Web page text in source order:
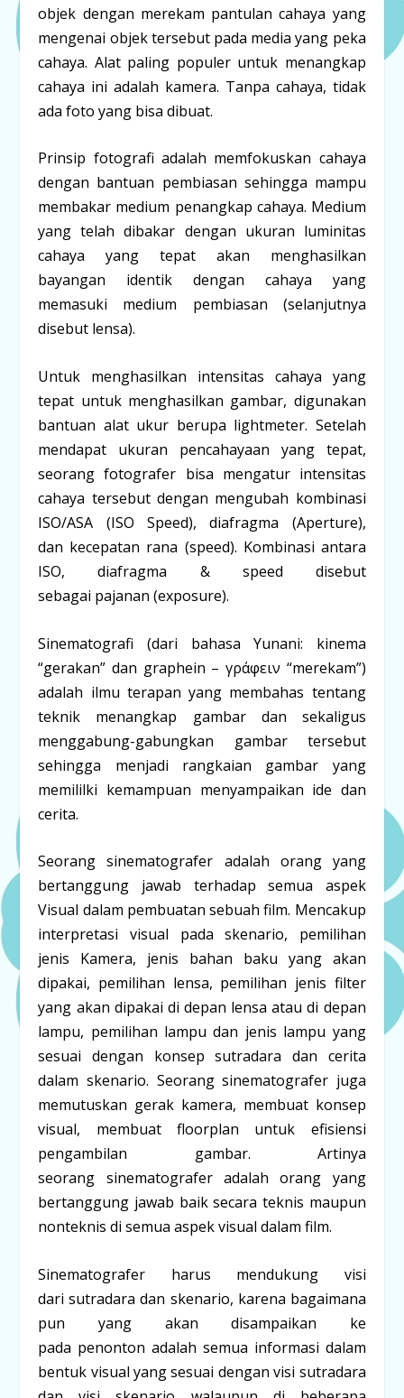
objek dengan merekam pantulan cahaya yang
mengenai objek tersebut pada media yang peka
cahaya. Alat paling populer untuk menangkap
cahaya ini adalah kamera. Tanpa cahaya, tidak
ada foto yang bisa dibuat.
Prinsip fotografi adalah memfokuskan cahaya
dengan bantuan pembiasan sehingga mampu
membakar medium penangkap cahaya. Medium
yang telah dibakar dengan ukuran luminitas
cahaya yang tepat akan menghasilkan
bayangan identik dengan cahaya yang
memasuki medium pembiasan (selanjutnya
disebut lensa).
Untuk menghasilkan intensitas cahaya yang
tepat untuk menghasilkan gambar, digunakan
bantuan alat ukur berupa lightmeter. Setelah
mendapat ukuran pencahayaan yang tepat,
seorang fotografer bisa mengatur intensitas
cahaya tersebut dengan mengubah kombinasi
ISO/ASA (ISO Speed), diafragma (Aperture),
dan kecepatan rana (speed). Kombinasi antara
ISO, diafragma & speed disebut
sebagai pajanan (exposure).
Sinematografi (dari bahasa Yunani: kinema
“gerakan” dan graphein – γράφειν “merekam”)
adalah ilmu terapan yang membahas tentang
teknik menangkap gambar dan sekaligus
menggabung-gabungkan gambar tersebut
sehingga menjadi rangkaian gambar yang
memililki kemampuan menyampaikan ide dan
cerita.
Seorangsinematografer adalah orang yang
bertanggung jawab terhadap semua aspek
Visual dalam pembuatan sebuah film. Mencakup
interpretasi visual pada skenario, pemilihan
jenis Kamera, jenis bahan baku yang akan
dipakai, pemilihan lensa, pemilihan jenis filter
yang akan dipakai di depan lensa atau di depan
lampu, pemilihan lampu dan jenis lampu yang
sesuai dengan konsep sutradara dan cerita
dalam skenario. Seorang sinematografer juga
memutuskan gerak kamera, membuat konsep
visual, membuat floorplan untuk efisiensi
pengambilan gambar. Artinya
seorang sinematografer adalah orang yang
bertanggung jawab baik secara teknis maupun
nonteknis di semua aspek visual dalam film.
Sinematografer harus mendukung visi
dari sutradara dan skenario, karena bagaimana
pun yang akan disampaikan ke
pada penonton adalah semua informasi dalam
bentuk visual yang sesuai dengan visi sutradara